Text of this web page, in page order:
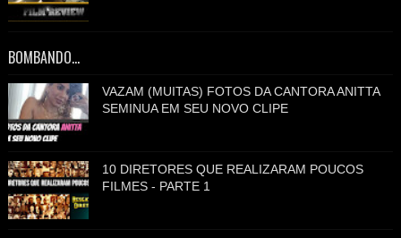
BOMBANDO...
VAZAM (MUITAS) FOTOS DA CANTORA ANITTA
SEMINUA EM SEU NOVO CLIPE
10 DIRETORES QUE REALIZARAM POUCOS
FILMES - PARTE 1